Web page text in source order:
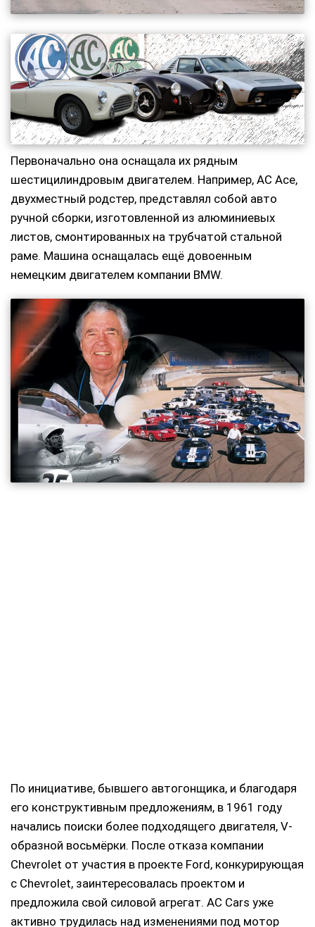
Первоначально она оснащала их рядным
шестицилиндровым двигателем. Например, AC Ace,
двухместный родстер, представлял собой авто
ручной сборки, изготовленной из алюминиевых
листов, смонтированных на трубчатой стальной
раме. Машина оснащалась ещё довоенным
немецким двигателем компании BMW.
По инициативе, бывшего автогонщика, и благодаря
его конструктивным предложениям, в 1961 году
начались поиски более подходящего двигателя, V-
образной восьмёрки. После отказа компании
Chevrolet от участия в проекте Ford, конкурирующая
с Chevrolet, заинтересовалась проектом и
предложила свой силовой агрегат. АС Cars уже
активно трудилась над изменениями под мотор